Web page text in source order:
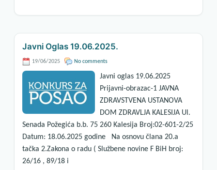
Javni Oglas 19.06.2025.
19/06/2025 No comments
Javni oglas 19.06.2025
Prijavni-obrazac-1 JAVNA
ZDRAVSTVENA USTANOVA
DOM ZDRAVLJA KALESIJA Ul.
Senada Požegića b.b. 75 260 Kalesija Broj:02-601-2/25
Datum: 18.06.2025 godine Na osnovu člana 20.a
tačka 2.Zakona o radu ( Službene novine F BiH broj:
26/16 , 89/18 i